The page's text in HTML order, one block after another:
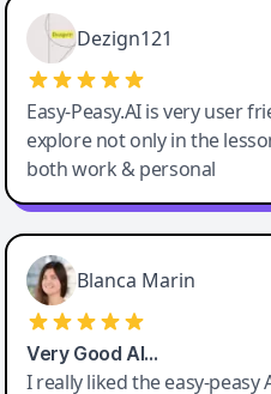
Dezign121
Easy-Peasy.AI is very user
explore not only in the
both work & personal
Blanca Marin
Very Good AI…
I really liked the easy-peasy